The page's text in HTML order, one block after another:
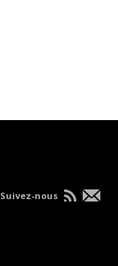
Suivez-nous